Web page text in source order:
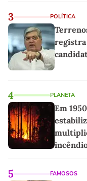
3 POLÍTICA
registra
4 PLANETA
Em
5 FAMOSOS